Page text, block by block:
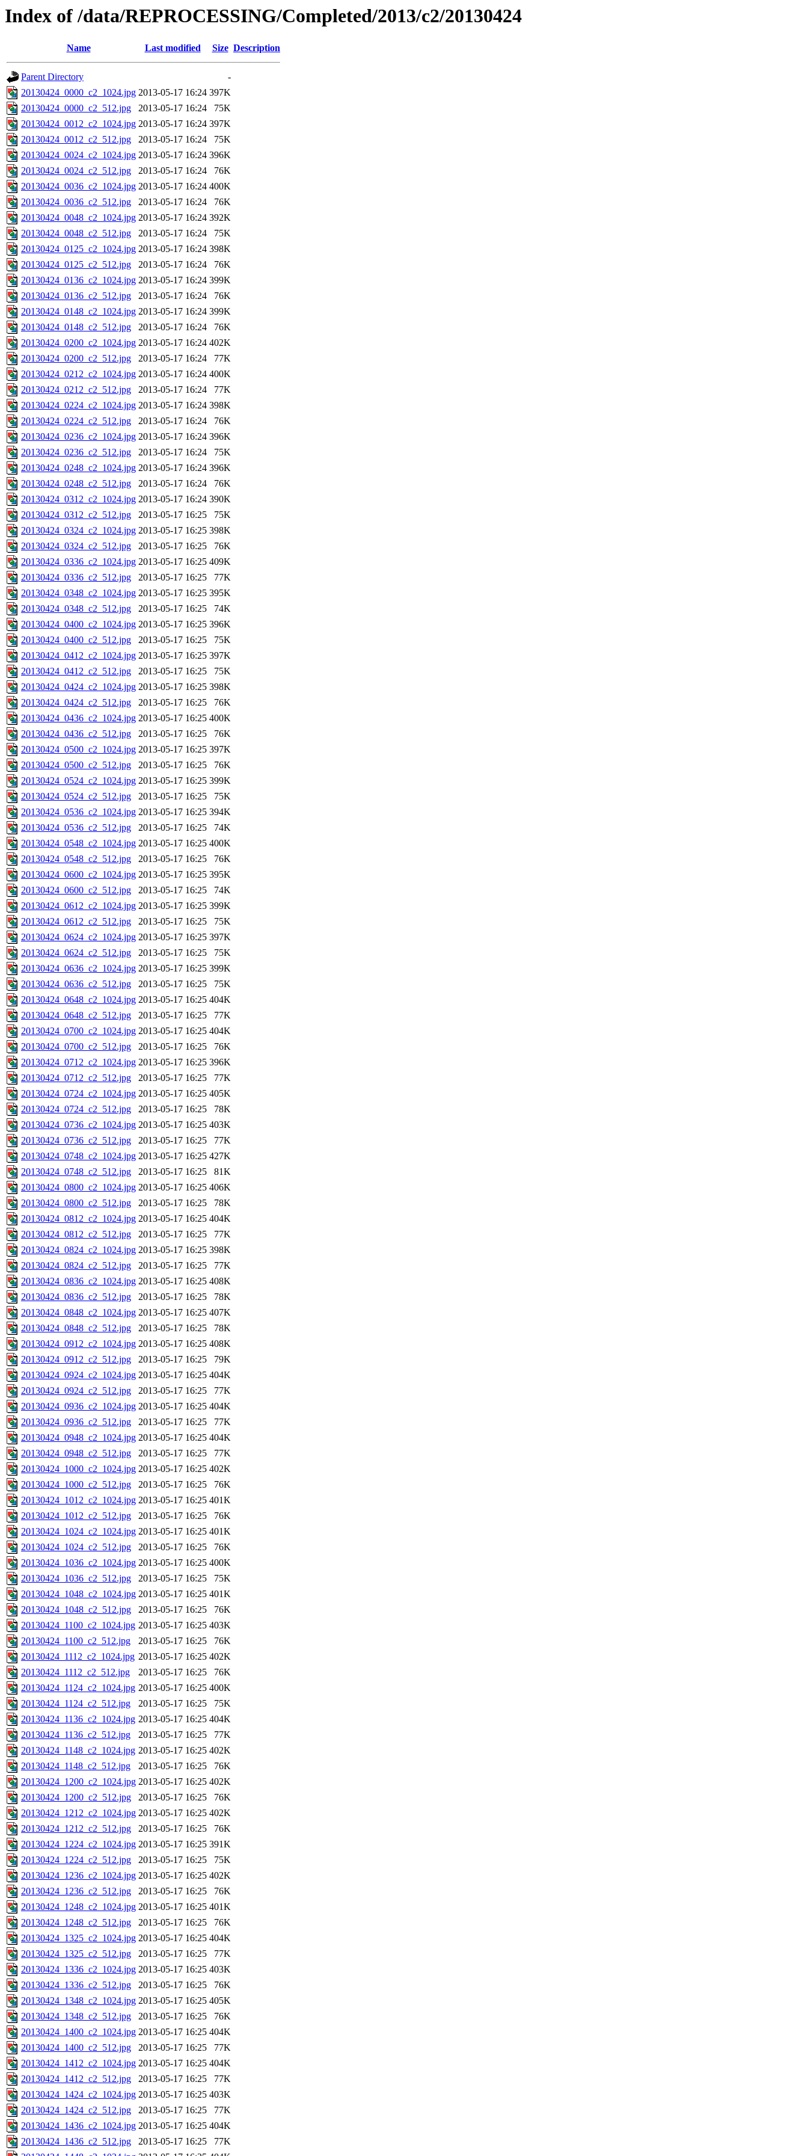
Index of /data/REPROCESSING/Completed/2013/c2/20130424
Name Last modified Size Description
Parent Directory
-
20130424_0000_c2_1024.jpg 2013-05-17 16:24 397K
20130424_0000_c2_512.jpg
2013-05-17 16:24
75K
20130424_0012_c2_1024.jpg 2013-05-17 16:24 397K
20130424_0012_c2_512.jpg
2013-05-17 16:24
75K
20130424_0024_c2_1024.jpg 2013-05-17 16:24 396K
20130424_0024_c2_512.jpg
2013-05-17 16:24
76K
20130424_0036_c2_1024.jpg 2013-05-17 16:24 400K
20130424_0036_c2_512.jpg
2013-05-17 16:24
76K
20130424_0048_c2_1024.jpg 2013-05-17 16:24 392K
20130424_0048_c2_512.jpg
2013-05-17 16:24
75K
20130424_0125_c2_1024.jpg 2013-05-17 16:24 398K
20130424_0125_c2_512.jpg
2013-05-17 16:24
76K
20130424_0136_c2_1024.jpg 2013-05-17 16:24 399K
20130424_0136_c2_512.jpg
2013-05-17 16:24
76K
20130424_0148_c2_1024.jpg 2013-05-17 16:24 399K
20130424_0148_c2_512.jpg
2013-05-17 16:24
76K
20130424_0200_c2_1024.jpg 2013-05-17 16:24 402K
20130424_0200_c2_512.jpg
2013-05-17 16:24
77K
20130424_0212_c2_1024.jpg 2013-05-17 16:24 400K
20130424_0212_c2_512.jpg
2013-05-17 16:24
77K
20130424_0224_c2_1024.jpg 2013-05-17 16:24 398K
20130424_0224_c2_512.jpg
2013-05-17 16:24
76K
20130424_0236_c2_1024.jpg 2013-05-17 16:24 396K
20130424_0236_c2_512.jpg
2013-05-17 16:24
75K
20130424_0248_c2_1024.jpg 2013-05-17 16:24 396K
20130424_0248_c2_512.jpg
2013-05-17 16:24
76K
20130424_0312_c2_1024.jpg 2013-05-17 16:24 390K
20130424_0312_c2_512.jpg
2013-05-17 16:25
75K
20130424_0324_c2_1024.jpg 2013-05-17 16:25 398K
20130424_0324_c2_512.jpg
2013-05-17 16:25
76K
20130424_0336_c2_1024.jpg 2013-05-17 16:25 409K
20130424_0336_c2_512.jpg
2013-05-17 16:25
77K
20130424_0348_c2_1024.jpg 2013-05-17 16:25 395K
20130424_0348_c2_512.jpg
2013-05-17 16:25
74K
20130424_0400_c2_1024.jpg 2013-05-17 16:25 396K
20130424_0400_c2_512.jpg
2013-05-17 16:25
75K
20130424_0412_c2_1024.jpg 2013-05-17 16:25 397K
20130424_0412_c2_512.jpg
2013-05-17 16:25
75K
20130424_0424_c2_1024.jpg 2013-05-17 16:25 398K
20130424_0424_c2_512.jpg
2013-05-17 16:25
76K
20130424_0436_c2_1024.jpg 2013-05-17 16:25 400K
20130424_0436_c2_512.jpg
2013-05-17 16:25
76K
20130424_0500_c2_1024.jpg 2013-05-17 16:25 397K
20130424_0500_c2_512.jpg
2013-05-17 16:25
76K
20130424_0524_c2_1024.jpg 2013-05-17 16:25 399K
20130424_0524_c2_512.jpg
2013-05-17 16:25
75K
20130424_0536_c2_1024.jpg 2013-05-17 16:25 394K
20130424_0536_c2_512.jpg
2013-05-17 16:25
74K
20130424_0548_c2_1024.jpg 2013-05-17 16:25 400K
20130424_0548_c2_512.jpg
2013-05-17 16:25
76K
20130424_0600_c2_1024.jpg 2013-05-17 16:25 395K
20130424_0600_c2_512.jpg
2013-05-17 16:25
74K
20130424_0612_c2_1024.jpg 2013-05-17 16:25 399K
20130424_0612_c2_512.jpg
2013-05-17 16:25
75K
20130424_0624_c2_1024.jpg 2013-05-17 16:25 397K
20130424_0624_c2_512.jpg
2013-05-17 16:25
75K
20130424_0636_c2_1024.jpg 2013-05-17 16:25 399K
20130424_0636_c2_512.jpg
2013-05-17 16:25
75K
20130424_0648_c2_1024.jpg 2013-05-17 16:25 404K
20130424_0648_c2_512.jpg
2013-05-17 16:25
77K
20130424_0700_c2_1024.jpg 2013-05-17 16:25 404K
20130424_0700_c2_512.jpg
2013-05-17 16:25
76K
20130424_0712_c2_1024.jpg 2013-05-17 16:25 396K
20130424_0712_c2_512.jpg
2013-05-17 16:25
77K
20130424_0724_c2_1024.jpg 2013-05-17 16:25 405K
20130424_0724_c2_512.jpg
2013-05-17 16:25
78K
20130424_0736_c2_1024.jpg 2013-05-17 16:25 403K
20130424_0736_c2_512.jpg
2013-05-17 16:25
77K
20130424_0748_c2_1024.jpg 2013-05-17 16:25 427K
20130424_0748_c2_512.jpg
2013-05-17 16:25
81K
20130424_0800_c2_1024.jpg 2013-05-17 16:25 406K
20130424_0800_c2_512.jpg
2013-05-17 16:25
78K
20130424_0812_c2_1024.jpg 2013-05-17 16:25 404K
20130424_0812_c2_512.jpg
2013-05-17 16:25
77K
20130424_0824_c2_1024.jpg 2013-05-17 16:25 398K
20130424_0824_c2_512.jpg
2013-05-17 16:25
77K
20130424_0836_c2_1024.jpg 2013-05-17 16:25 408K
20130424_0836_c2_512.jpg
2013-05-17 16:25
78K
20130424_0848_c2_1024.jpg 2013-05-17 16:25 407K
20130424_0848_c2_512.jpg
2013-05-17 16:25
78K
20130424_0912_c2_1024.jpg 2013-05-17 16:25 408K
20130424_0912_c2_512.jpg
2013-05-17 16:25
79K
20130424_0924_c2_1024.jpg 2013-05-17 16:25 404K
20130424_0924_c2_512.jpg
2013-05-17 16:25
77K
20130424_0936_c2_1024.jpg 2013-05-17 16:25 404K
20130424_0936_c2_512.jpg
2013-05-17 16:25
77K
20130424_0948_c2_1024.jpg 2013-05-17 16:25 404K
20130424_0948_c2_512.jpg
2013-05-17 16:25
77K
20130424_1000_c2_1024.jpg 2013-05-17 16:25 402K
20130424_1000_c2_512.jpg
2013-05-17 16:25
76K
20130424_1012_c2_1024.jpg 2013-05-17 16:25 401K
20130424_1012_c2_512.jpg
2013-05-17 16:25
76K
20130424_1024_c2_1024.jpg 2013-05-17 16:25 401K
20130424_1024_c2_512.jpg
2013-05-17 16:25
76K
20130424_1036_c2_1024.jpg 2013-05-17 16:25 400K
20130424_1036_c2_512.jpg
2013-05-17 16:25
75K
20130424_1048_c2_1024.jpg 2013-05-17 16:25 401K
20130424_1048_c2_512.jpg
2013-05-17 16:25
76K
20130424_1100_c2_1024.jpg 2013-05-17 16:25 403K
20130424_1100_c2_512.jpg
2013-05-17 16:25
76K
20130424_1112_c2_1024.jpg 2013-05-17 16:25 402K
20130424_1112_c2_512.jpg
2013-05-17 16:25
76K
20130424_1124_c2_1024.jpg 2013-05-17 16:25 400K
20130424_1124_c2_512.jpg
2013-05-17 16:25
75K
20130424_1136_c2_1024.jpg 2013-05-17 16:25 404K
20130424_1136_c2_512.jpg
2013-05-17 16:25
77K
20130424_1148_c2_1024.jpg 2013-05-17 16:25 402K
20130424_1148_c2_512.jpg
2013-05-17 16:25
76K
20130424_1200_c2_1024.jpg 2013-05-17 16:25 402K
20130424_1200_c2_512.jpg
2013-05-17 16:25
76K
20130424_1212_c2_1024.jpg 2013-05-17 16:25 402K
20130424_1212_c2_512.jpg
2013-05-17 16:25
76K
20130424_1224_c2_1024.jpg 2013-05-17 16:25 391K
20130424_1224_c2_512.jpg
2013-05-17 16:25
75K
20130424_1236_c2_1024.jpg 2013-05-17 16:25 402K
20130424_1236_c2_512.jpg
2013-05-17 16:25
76K
20130424_1248_c2_1024.jpg 2013-05-17 16:25 401K
20130424_1248_c2_512.jpg
2013-05-17 16:25
76K
20130424_1325_c2_1024.jpg 2013-05-17 16:25 404K
20130424_1325_c2_512.jpg
2013-05-17 16:25
77K
20130424_1336_c2_1024.jpg 2013-05-17 16:25 403K
20130424_1336_c2_512.jpg
2013-05-17 16:25
76K
20130424_1348_c2_1024.jpg 2013-05-17 16:25 405K
20130424_1348_c2_512.jpg
2013-05-17 16:25
76K
20130424_1400_c2_1024.jpg 2013-05-17 16:25 404K
20130424_1400_c2_512.jpg
2013-05-17 16:25
77K
20130424_1412_c2_1024.jpg 2013-05-17 16:25 404K
20130424_1412_c2_512.jpg
2013-05-17 16:25
77K
20130424_1424_c2_1024.jpg 2013-05-17 16:25 403K
20130424_1424_c2_512.jpg
2013-05-17 16:25
77K
20130424_1436_c2_1024.jpg 2013-05-17 16:25 404K
20130424_1436_c2_512.jpg
2013-05-17 16:25
77K